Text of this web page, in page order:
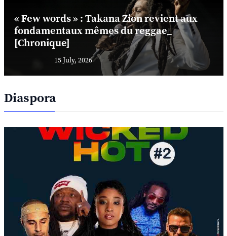
« Few words » : Takana Zion revient aux
fondamentaux mêmes du reggae_
[Chronique]
15 July, 2026
Diaspora